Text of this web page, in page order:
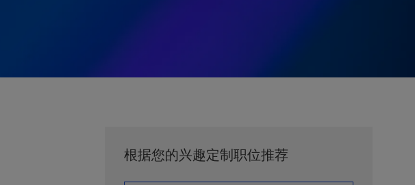
根据您的兴趣定制职位推荐